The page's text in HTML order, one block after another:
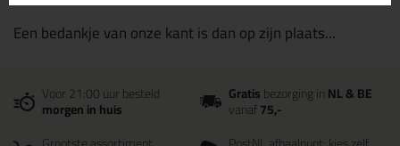
Een bedankje van onze kant is dan op zijn plaats...
Voor 21:00 uur besteld
morgen in huis
Gratisbezorging inNL & BE
vanaf75,-